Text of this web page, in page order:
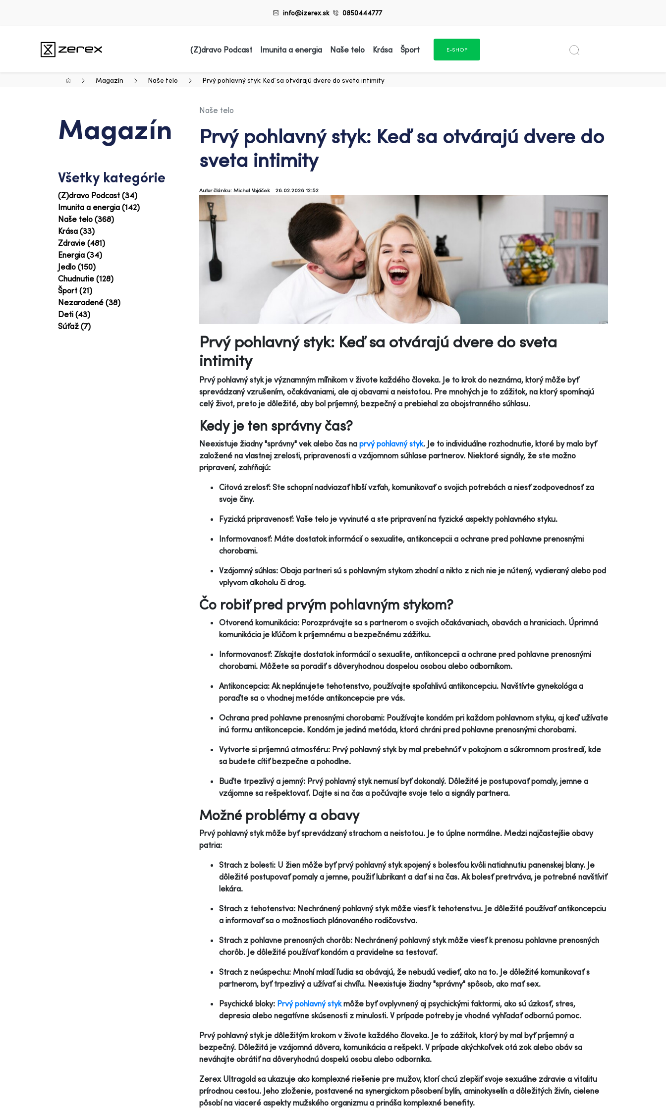
info@izerex.sk 0850444777
(Z)dravo Podcast Imunita a energia Naše telo Krása Šport E-SHOP
Magazín Naše telo Prvý pohlavný styk: Keď sa otvárajú dvere do sveta intimity
Magazín
Všetky kategórie
(Z)dravo Podcast (34)
Imunita a energia (142)
Naše telo (368)
Krása (33)
Zdravie (481)
Energia (34)
Jedlo (150)
Chudnutie (128)
Šport (21)
Nezaradené (38)
Deti (43)
Súťaž (7)
Naše telo
Prvý pohlavný styk: Keď sa otvárajú dvere do
sveta intimity
Autor článku: Michal Vojáček 26.02.2026 12:52
Prvý pohlavný styk: Keď sa otvárajú dvere do sveta
intimity
Prvý pohlavný styk je významným míľnikom v živote každého človeka. Je to krok do neznáma, ktorý môže byť
sprevádzaný vzrušením, očakávaniami, ale aj obavami a neistotou. Pre mnohých je to zážitok, na ktorý spomínajú
celý život, preto je dôležité, aby bol príjemný, bezpečný a prebiehal za obojstranného súhlasu.
Kedy je ten správny čas?
Neexistuje žiadny "správny" vek alebo čas na prvý pohlavný styk. Je to individuálne rozhodnutie, ktoré by malo byť
založené na vlastnej zrelosti, pripravenosti a vzájomnom súhlase partnerov. Niektoré signály, že ste možno
pripravení, zahŕňajú:
Citová zrelosť: Ste schopní nadviazať hlbší vzťah, komunikovať o svojich potrebách a niesť zodpovednosť za
svoje činy.
Fyzická pripravenosť: Vaše telo je vyvinuté a ste pripravení na fyzické aspekty pohlavného styku.
Informovanosť: Máte dostatok informácií o sexualite, antikoncepcii a ochrane pred pohlavne prenosnými
chorobami.
Vzájomný súhlas: Obaja partneri sú s pohlavným stykom zhodní a nikto z nich nie je nútený, vydieraný alebo pod
vplyvom alkoholu či drog.
Čo robiť pred prvým pohlavným stykom?
Otvorená komunikácia: Porozprávajte sa s partnerom o svojich očakávaniach, obavách a hraniciach. Úprimná
komunikácia je kľúčom k príjemnému a bezpečnému zážitku.
Informovanosť: Získajte dostatok informácií o sexualite, antikoncepcii a ochrane pred pohlavne prenosnými
chorobami. Môžete sa poradiť s dôveryhodnou dospelou osobou alebo odborníkom.
Antikoncepcia: Ak neplánujete tehotenstvo, používajte spoľahlivú antikoncepciu. Navštívte gynekológa a
poraďte sa o vhodnej metóde antikoncepcie pre vás.
Ochrana pred pohlavne prenosnými chorobami: Používajte kondóm pri každom pohlavnom styku, aj keď užívate
inú formu antikoncepcie. Kondóm je jediná metóda, ktorá chráni pred pohlavne prenosnými chorobami.
Vytvorte si príjemnú atmosféru: Prvý pohlavný styk by mal prebehnúť v pokojnom a súkromnom prostredí, kde
sa budete cítiť bezpečne a pohodlne.
Buďte trpezlivý a jemný: Prvý pohlavný styk nemusí byť dokonalý. Dôležité je postupovať pomaly, jemne a
vzájomne sa rešpektovať. Dajte si na čas a počúvajte svoje telo a signály partnera.
Možné problémy a obavy
Prvý pohlavný styk môže byť sprevádzaný strachom a neistotou. Je to úplne normálne. Medzi najčastejšie obavy
patria:
Strach z bolesti: U žien môže byť prvý pohlavný styk spojený s bolesťou kvôli natiahnutiu panenskej blany. Je
dôležité postupovať pomaly a jemne, použiť lubrikant a dať si na čas. Ak bolesť pretrváva, je potrebné navštíviť
lekára.
Strach z tehotenstva: Nechránený pohlavný styk môže viesť k tehotenstvu. Je dôležité používať antikoncepciu
a informovať sa o možnostiach plánovaného rodičovstva.
Strach z pohlavne prenosných chorôb: Nechránený pohlavný styk môže viesť k prenosu pohlavne prenosných
chorôb. Je dôležité používať kondóm a pravidelne sa testovať.
Strach z neúspechu: Mnohí mladí ľudia sa obávajú, že nebudú vedieť, ako na to. Je dôležité komunikovať s
partnerom, byť trpezlivý a užívať si chvíľu. Neexistuje žiadny "správny" spôsob, ako mať sex.
Psychické bloky: Prvý pohlavný stykmôže byť ovplyvnený aj psychickými faktormi, ako sú úzkosť, stres,
depresia alebo negatívne skúsenosti z minulosti. V prípade potreby je vhodné vyhľadať odbornú pomoc.
Prvý pohlavný styk je dôležitým krokom v živote každého človeka. Je to zážitok, ktorý by mal byť príjemný a
bezpečný. Dôležitá je vzájomná dôvera, komunikácia a rešpekt. V prípade akýchkoľvek otá zok alebo obáv sa
neváhajte obrátiť na dôveryhodnú dospelú osobu alebo odborníka.
Zerex Ultragold sa ukazuje ako komplexné riešenie pre mužov, ktorí chcú zlepšiť svoje sexuálne zdravie a vitalitu
prírodnou cestou. Jeho zloženie, postavené na synergickom pôsobení bylín, aminokyselín a dôležitých živín, cielene
pôsobí na viaceré aspekty mužského organizmu a prináša komplexné benefity.